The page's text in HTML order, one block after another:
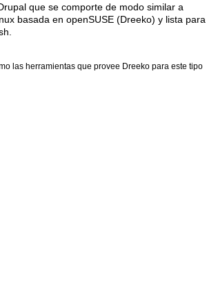
que se comporte de modo similar a
basada en openSUSE (Dreeko) y lista para
las herramientas que provee Dreeko para este tipo